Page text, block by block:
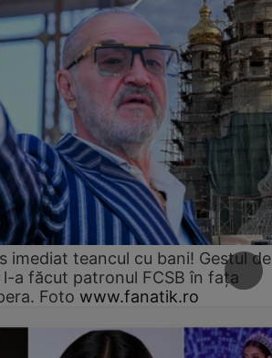
imediat teancul cu bani! Gestul de
a făcut patronul FCSB în fața
Foto www.fanatik.ro